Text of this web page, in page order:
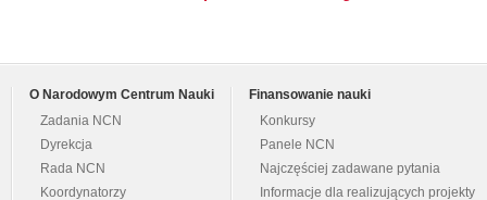
O Narodowym Centrum Nauki
Zadania NCN
Dyrekcja
Rada NCN
Koordynatorzy
Finansowanie nauki
Konkursy
Panele NCN
Najczęściej zadawane pytania
Informacje dla realizujących projekty